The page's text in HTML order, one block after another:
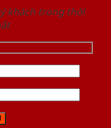
khách trong thời